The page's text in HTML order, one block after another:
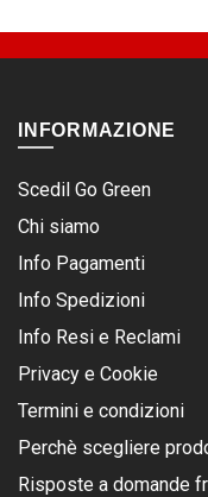
INFORMAZIONE
Scedil Go Green
Chi siamo
Info Pagamenti
Info Spedizioni
Info Resi e Reclami
Privacy e Cookie
Termini e condizioni
Perchè scegliere
Risposte a domande